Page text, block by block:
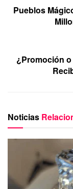
Pueblos
¿Promoción o
Noticias